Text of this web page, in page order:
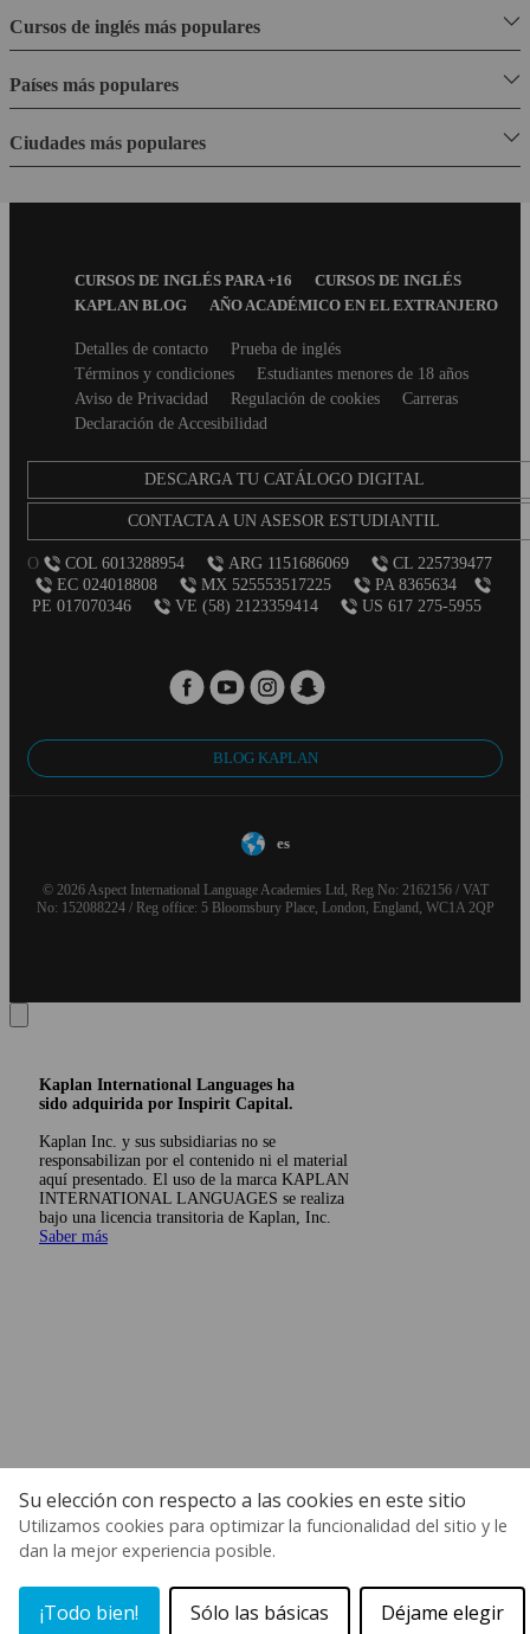
Su elección con respecto a las cookies en este sitio
Utilizamos cookies para optimizar la funcionalidad del sitio y le
dan la mejor experiencia posible.
¡Todo bien! Sólo las básicas Déjame elegir
Cursos de inglés más populares
Países más populares
Ciudades más populares
FooterCURSOS DE INGLÉS PARA +16
CURSOS DE INGLÉS
KAPLAN BLOG
AÑO ACADÉMICO EN EL EXTRANJERO
SecondaryDetalles de contacto
Prueba de inglés
Términos y condiciones
Estudiantes menores de 18 años
Aviso de Privacidad
Regulación de cookies
Carreras
Declaración de Accesibilidad
DESCARGA TU CATÁLOGO DIGITAL
CONTACTA A UN ASESOR ESTUDIANTIL
O COL 6013288954 ARG 1151686069
CL 225739477
EC 024018808
MX 525553517225
PA 8365634
PE 017070346
VE (58) 2123359414 US 617 275-5955
BLOG KAPLAN
es
© 2026 Aspect International Language Academies Ltd, Reg No: 2162156 / VAT
No: 152088224 / Reg office: 5 Bloomsbury Place, London, England, WC1A 2QP
Kaplan International Languages ha
sido adquirida por Inspirit Capital.
Kaplan Inc. y sus subsidiarias no se
responsabilizan por el contenido ni el material
aquí presentado. El uso de la marca KAPLAN
INTERNATIONAL LANGUAGES se realiza
bajo una licencia transitoria de Kaplan, Inc.
Saber más